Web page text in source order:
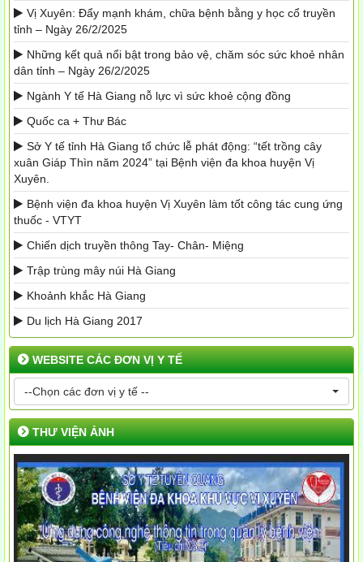
Vị Xuyên: Đẩy mạnh khám, chữa bệnh bằng y học cổ truyền
tỉnh – Ngày 26/2/2025
Những kết quả nổi bật trong bảo vệ, chăm sóc sức khoẻ nhân
dân tỉnh – Ngày 26/2/2025
Ngành Y tế Hà Giang nỗ lực vì sức khoẻ cộng đồng
Quốc ca + Thư Bác
Sở Y tế tỉnh Hà Giang tổ chức lễ phát động: “tết trồng cây
xuân Giáp Thìn năm 2024” tại Bệnh viện đa khoa huyện Vị
Xuyên.
Bệnh viện đa khoa huyện Vị Xuyên làm tốt công tác cung ứng
thuốc - VTYT
Chiến dịch truyền thông Tay- Chân- Miệng
Trập trùng mây núi Hà Giang
Khoảnh khắc Hà Giang
Du lịch Hà Giang 2017
WEBSITE CÁC ĐƠN VỊ Y TẾ
--Chọn các đơn vị y tế --
THƯ VIỆN ẢNH